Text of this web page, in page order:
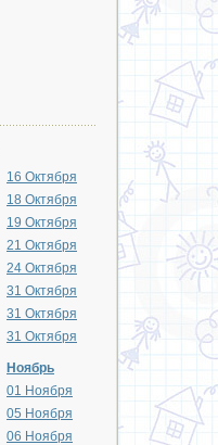
16 Октября
18 Октября
19 Октября
21 Октября
24 Октября
31 Октября
31 Октября
31 Октября
Ноябрь
01 Ноября
05 Ноября
06 Ноября